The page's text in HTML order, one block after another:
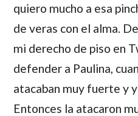
quiero mucho a esa
de veras con el alma.
mi derecho de piso en
defender a Paulina,
atacaban muy fuerte y
Entonces la atacaron